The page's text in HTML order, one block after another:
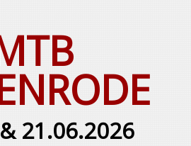
21.06.2026